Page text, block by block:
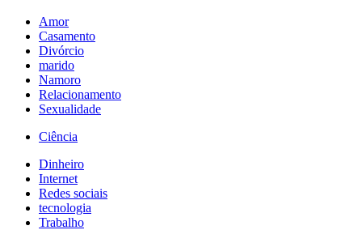
Amor
Casamento
Divórcio
marido
Namoro
Relacionamento
Sexualidade
Ciência
Dinheiro
Internet
Redes sociais
tecnologia
Trabalho